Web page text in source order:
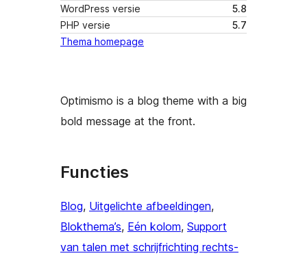
WordPress versie
5.8
PHP versie
5.7
Thema homepage
Optimismo is a blog theme with a big
bold message at the front.
Functies
Blog, Uitgelichte afbeeldingen
Blokthema’s, Eén kolom, Support
van talen met schrijfrichting rechts-